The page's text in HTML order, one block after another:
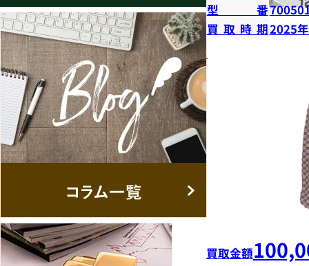
型番
買取時期2025
買取金額